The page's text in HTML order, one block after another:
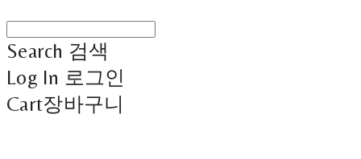
Search 검색
Log In 로그인
Cart장바구니